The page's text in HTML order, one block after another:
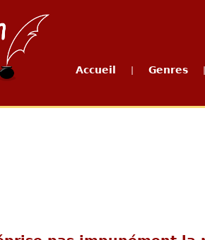
Accueil Genres